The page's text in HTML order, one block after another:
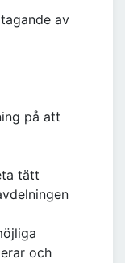
av
på att
tätt
och